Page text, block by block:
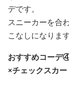
デです。
スニーカーを合
こなしになります
おすすめコーデ
×チェックスカー